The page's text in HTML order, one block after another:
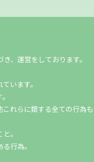
、運営をしております。
います。
れらに類する全ての行為も
。
行為。